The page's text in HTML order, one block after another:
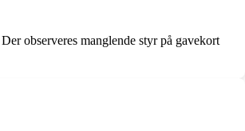
observeres manglende styr på gavekort